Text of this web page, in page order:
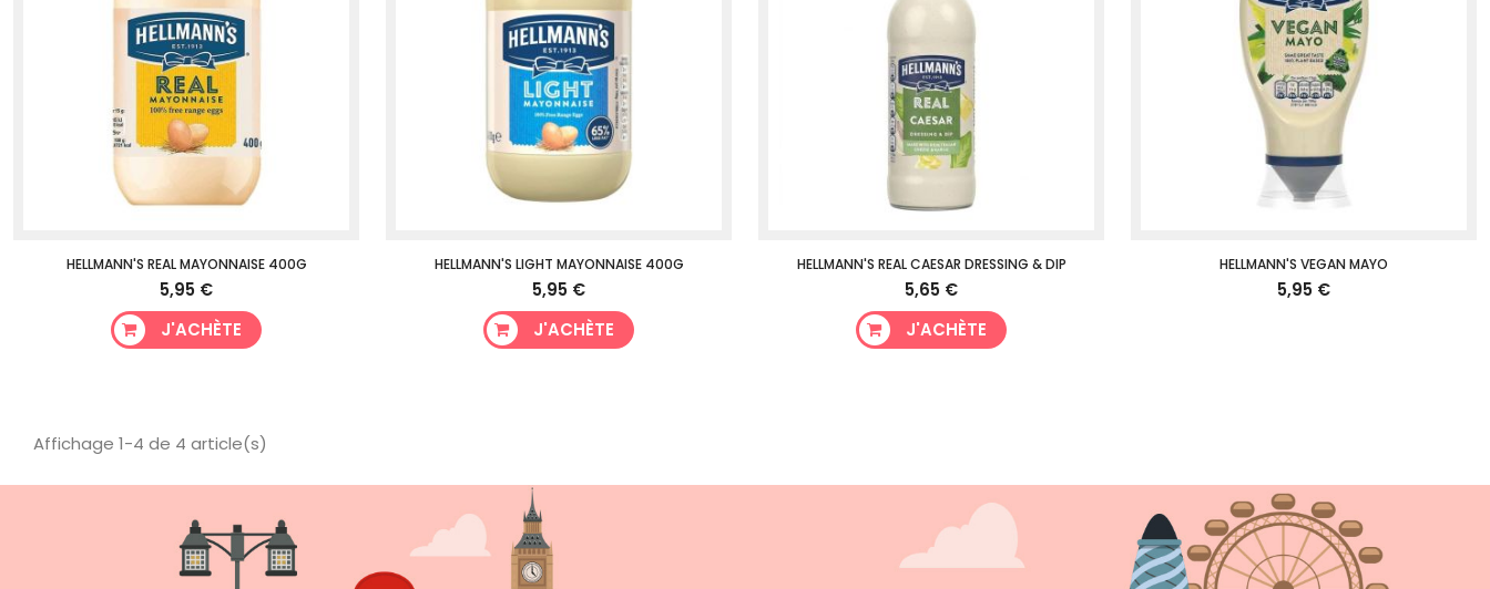
HELLMANN'S REAL MAYONNAISE 400G
5,95 €
J'ACHÈTE
HELLMANN'S LIGHT MAYONNAISE 400G
5,95 €
J'ACHÈTE
HELLMANN'S REAL CAESAR DRESSING & DIP
5,65 €
J'ACHÈTE
HELLMANN'S VEGAN MAYO
5,95 €
Affichage 1-4 de 4 article(s)